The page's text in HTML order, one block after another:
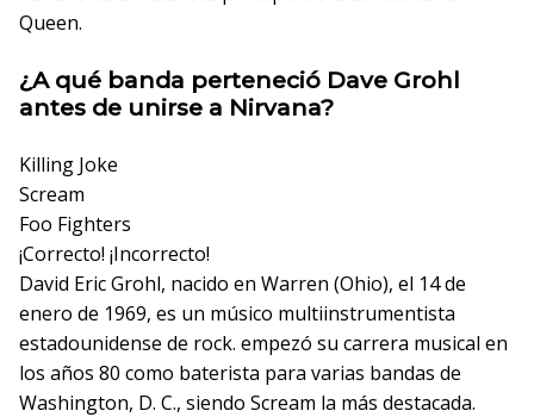
Queen.
¿A qué banda perteneció Dave Grohl
antes de unirse a Nirvana?
Killing Joke
Scream
Foo Fighters
¡Correcto! ¡Incorrecto!
David Eric Grohl, nacido en Warren (Ohio), el 14 de
enero de 1969, es un músico multiinstrumentista
estadounidense de rock. empezó su carrera musical en
los años 80 como baterista para varias bandas de
Washington, D. C., siendo Scream la más destacada.